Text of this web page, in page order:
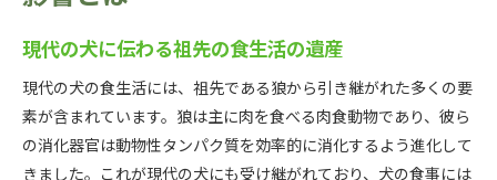
犬の自然な食材選択のポイント
祖先の食生活を模倣した現代の食事法
犬の体に合った自然食スタイルの導入法
自然食材を取り入れる際の注意点
犬の食事変遷が示す自然食の魅力
犬の祖先が狩猟生活で摂取していた食材の特徴
現代の犬に伝わる祖先の食生活の遺産
現代の犬の食生活には、祖先である狼から引き継がれた多くの要
素が含まれています。狼は主に肉を食べる肉食動物であり、彼ら
の消化器官は動物性タンパク質を効率的に消化するよう進化して
きました。これが現代の犬にも受け継がれており、犬の食事には